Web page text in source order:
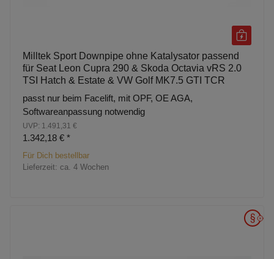
Milltek Sport Downpipe ohne Katalysator passend
für Seat Leon Cupra 290 & Skoda Octavia vRS 2.0
TSI Hatch & Estate & VW Golf MK7.5 GTI TCR
passt nur beim Facelift, mit OPF, OE AGA,
Softwareanpassung notwendig
UVP: 1.491,31 €
1.342,18 € *
Für Dich bestellbar
Lieferzeit: ca. 4 Wochen